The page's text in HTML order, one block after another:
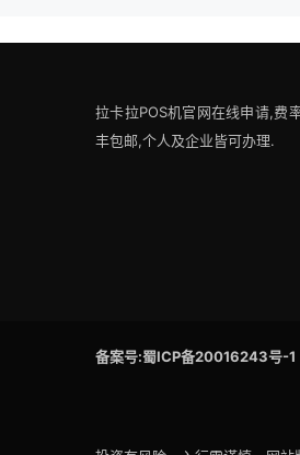
拉卡拉POS机官网在线申请,费
丰包邮,个人及企业皆可办理.
备案号:蜀ICP备20016243号-1